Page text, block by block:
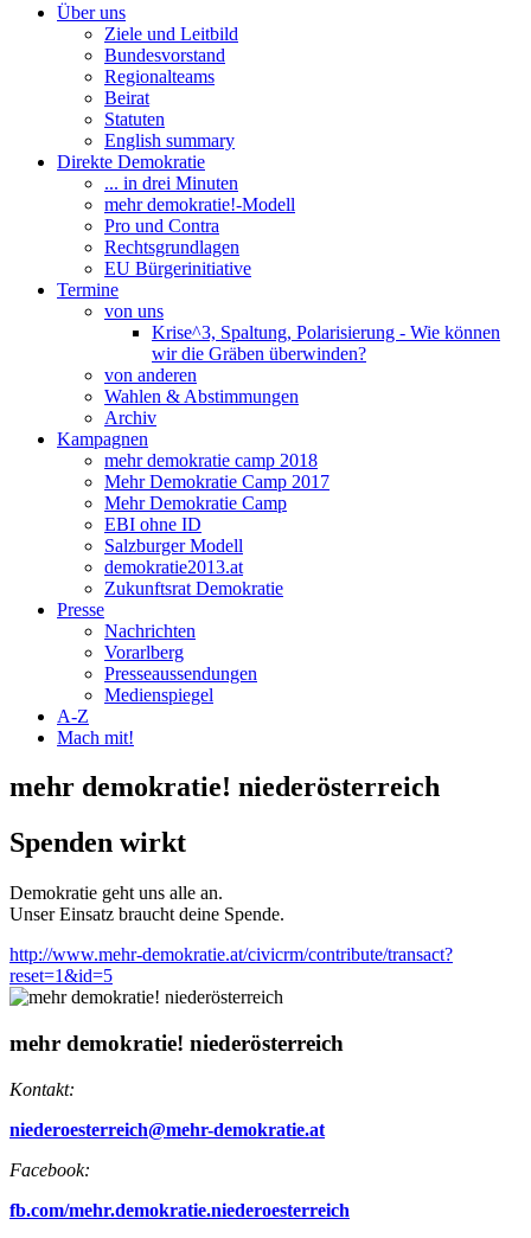
Über uns
Ziele und Leitbild
Bundesvorstand
Regionalteams
Beirat
Statuten
English summary
Direkte Demokratie
... in drei Minuten
mehr demokratie!-Modell
Pro und Contra
Rechtsgrundlagen
EU Bürgerinitiative
Termine
von uns
Krise^3, Spaltung, Polarisierung - Wie können
wir die Gräben überwinden?
von anderen
Wahlen & Abstimmungen
Archiv
Kampagnen
mehr demokratie camp 2018
Mehr Demokratie Camp 2017
Mehr Demokratie Camp
EBI ohne ID
Salzburger Modell
demokratie2013.at
Zukunftsrat Demokratie
Presse
Nachrichten
Vorarlberg
Presseaussendungen
Medienspiegel
A-Z
Mach mit!
mehr demokratie! niederösterreich
Spenden wirkt
Demokratie geht uns alle an.
Unser Einsatz braucht deine Spende.
http://www.mehr-demokratie.at/civicrm/contribute/transact?
reset=1&id=5
mehr demokratie! niederösterreich
Kontakt:
niederoesterreich@mehr-demokratie.at
Facebook:
fb.com/mehr.demokratie.niederoesterreich